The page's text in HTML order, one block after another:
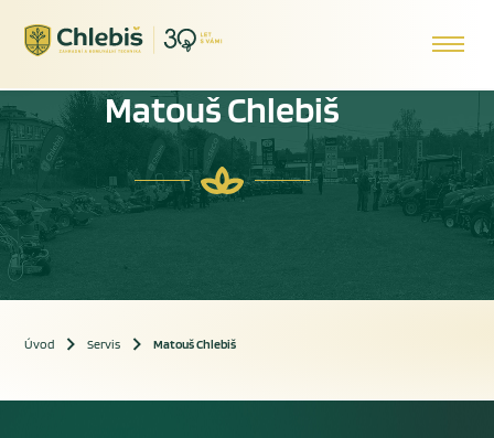
Matouš Chlebiš
Úvod Servis Matouš Chlebiš